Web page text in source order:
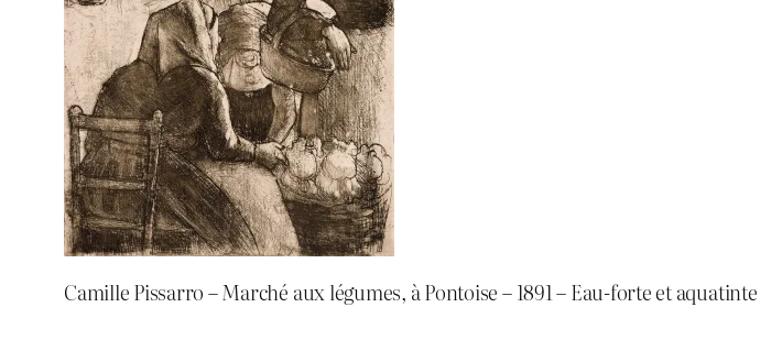
Camille Pissarro – Marché aux légumes, à Pontoise – 1891 – Eau-forte et aquatinte